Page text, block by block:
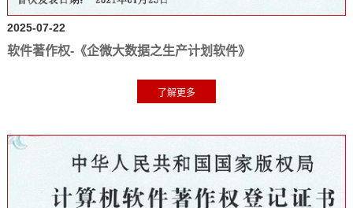
2025-07-22
软件著作权-《企微大数据之生产计划软件》